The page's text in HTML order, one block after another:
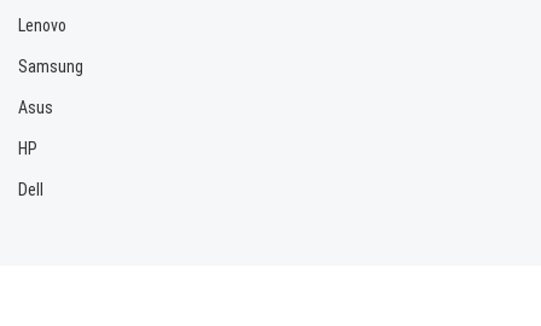
Lenovo
Samsung
Asus
HP
Dell